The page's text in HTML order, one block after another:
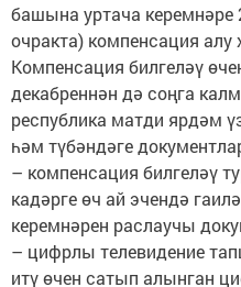
башына уртача керемнәре
очракта) компенсация алу
Компенсация билгеләү
декабреннән дә соңга
республика матди ярдәм
һәм түбәндәге
– компенсация билгеләү
кадәрге өч ай эчендә
керемнәрен раслаучы
– цифрлы телевидение
итү өчен сатып алынган